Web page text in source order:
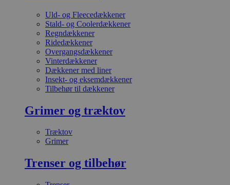
Uld- og Fleecedækkener
Stald- og Coolerdækkener
Regndækkener
Ridedækkener
Overgangsdækkener
Vinterdækkener
Dækkener med liner
Insekt- og eksemdækkener
Tilbehør til dækkener
Grimer og træktov
Træktov
Grimer
Trenser og tilbehør